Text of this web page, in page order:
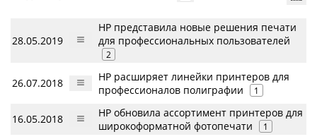
28.05.2019
HP представила новые решения печати
для профессиональных пользователей
2
26.07.2018
HP расширяет линейки принтеров для
профессионалов полиграфии
1
16.05.2018
HP обновила ассортимент принтеров для
широкоформатной фотопечати
1